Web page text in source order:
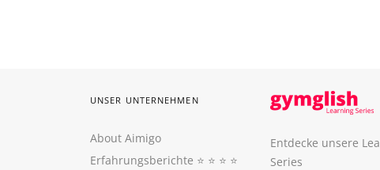
UNSER UNTERNEHMEN
About Aimigo
Erfahrungsberichte ⭐️ ⭐️ ⭐️ ⭐️
Entdecke unsere
Series